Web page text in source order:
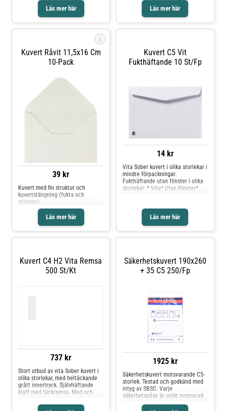
Läs mer här
90 g - Svanen licensnummer: 3041
Läs mer här
som är färdigadresserat –
praktiskt och enkelt.* Miljömärkt:
Svanen Licnr: 2041 0927
i
Kuvert Råvit 11,5x16 Cm
10-Pack
39 kr
Läs mer här
Kuvert med fin struktur och
kuvertstängning (fukta och
stängas).
Kuvert C5 Vit
Fukthäftande 10 St/fp
14 kr
Läs mer här
Vita Sober kuvert i olika storlekar i
mindre förpackningar.
Fukthäftande utan fönster i olika
storlekar. * Vita* Utan fönster*
Kuvert C4 H2 Vita Remsa
500 St/kt
737 kr
Stort utbud av vita Sober kuvert i
olika storlekar, med heltäckande
grått innertryck. Självhäftande
klaff med täckremsa. Med och
Fönterkuverten är för innehåll
Säkerhetskuvert 190x260
+ 35 C5 250/fp
1925 kr
Säkerhetskuvert motsvarande C5-
storlek. Testad och godkänd med
intyg av SBSC. Varje
säkerhetspåse är unikt numrerad
med siffror och streckkod, code